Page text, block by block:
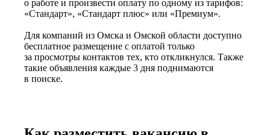
о работе и произвести оплату по одному из тарифов:
«Стандарт», «Стандарт плюс» или «Премиум».
Для компаний из Омска и Омской области доступно
бесплатное размещение с оплатой только
за просмотры контактов тех, кто откликнулся. Также
такие объявления каждые 3 дня поднимаются
в поиске.